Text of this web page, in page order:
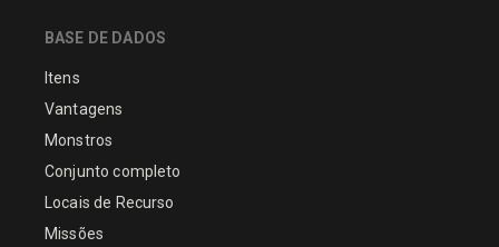
BASE DE DADOS
Itens
Vantagens
Monstros
Conjunto completo
Locais de Recurso
Missões